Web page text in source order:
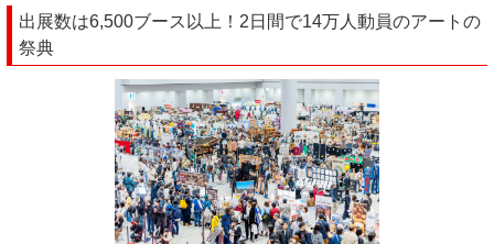
出展数は6,500ブース以上！2日間で14万人動員のアートの
祭典